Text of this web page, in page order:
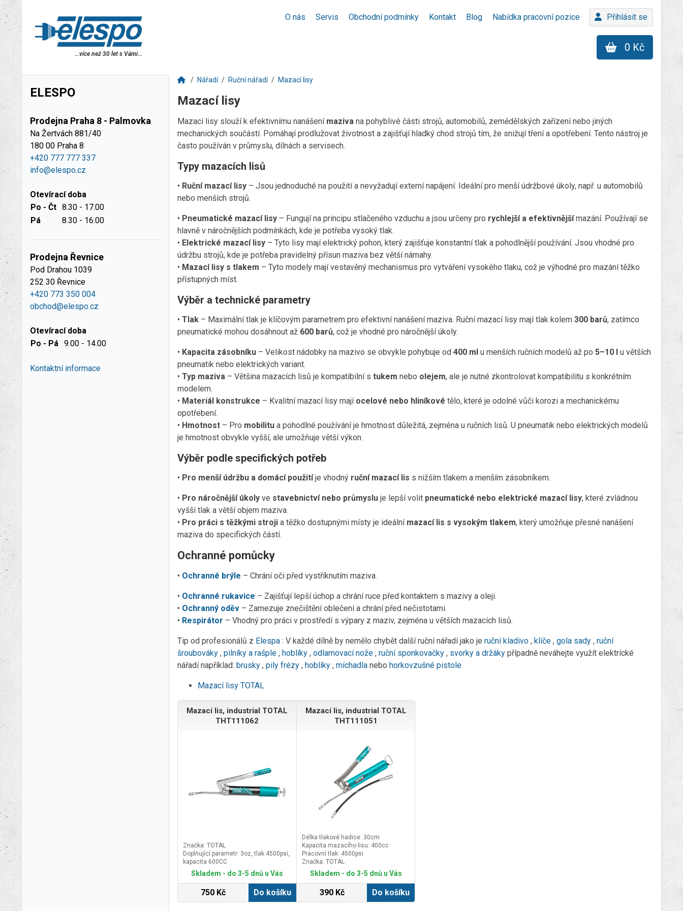
O nás Servis Obchodní podmínky Kontakt Blog Nabídka pracovní pozice Přihlásit se
...více než 30 let s Vámi...
0 Kč
ELESPO
Prodejna Praha 8 - Palmovka
Na Žertvách 881/40
180 00 Praha 8
+420 777 777 337
info@elespo.cz
Otevírací doba
Po - Čt 8.30 - 17.00
Pá
8.30 - 16.00
Prodejna Řevnice
Pod Drahou 1039
252 30 Řevnice
+420 773 350 004
obchod@elespo.cz
Otevírací doba
Po - Pá 9.00 - 14.00
Kontaktní informace
Nářadí Ruční nářadí Mazací lisy
Mazací lisy
Mazací lisy slouží k efektivnímu nanášení maziva na pohyblivé části strojů, automobilů, zemědělských zařízení nebo jiných
mechanických součástí. Pomáhají prodlužovat životnost a zajišťují hladký chod strojů tím, že snižují tření a opotřebení. Tento nástroj je
často používán v průmyslu, dílnách a servisech.
Typy mazacích lisů
• Ruční mazací lisy – Jsou jednoduché na použití a nevyžadují externí napájení. Ideální pro menší údržbové úkoly, např. u automobilů
nebo menších strojů.
• Pneumatické mazací lisy – Fungují na principu stlačeného vzduchu a jsou určeny pro rychlejší a efektivnějšímazání. Používají se
hlavně v náročnějších podmínkách, kde je potřeba vysoký tlak.
• Elektrické mazací lisy – Tyto lisy mají elektrický pohon, který zajišťuje konstantní tlak a pohodlnější používání. Jsou vhodné pro
údržbu strojů, kde je potřeba pravidelný přísun maziva bez větší námahy.
• Mazací lisy s tlakem – Tyto modely mají vestavěný mechanismus pro vytváření vysokého tlaku, což je výhodné pro mazání těžko
přístupných míst.
Výběr a technické parametry
• Tlak – Maximální tlak je klíčovým parametrem pro efektivní nanášení maziva. Ruční mazací lisy mají tlak kolem 300 barů, zatímco
pneumatické mohou dosáhnout až 600 barů, což je vhodné pro náročnější úkoly.
• Kapacita zásobníku – Velikost nádobky na mazivo se obvykle pohybuje od 400 ml u menších ručních modelů až po 5–10 l u větších
pneumatik nebo elektrických variant.
• Typ maziva – Většina mazacích lisů je kompatibilní s tukem nebo olejem, ale je nutné zkontrolovat kompatibilitu s konkrétním
modelem.
• Materiál konstrukce – Kvalitní mazací lisy mají ocelové nebo hliníkové tělo, které je odolné vůči korozi a mechanickému
opotřebení.
• Hmotnost – Pro mobilitu a pohodlné používání je hmotnost důležitá, zejména u ručních lisů. U pneumatik nebo elektrických modelů
je hmotnost obvykle vyšší, ale umožňuje větší výkon.
Výběr podle specifických potřeb
• Pro menší údržbu a domácí použitíje vhodný ruční mazací lis s nižším tlakem a menším zásobníkem.
• Pro náročnější úkoly ve stavebnictví nebo průmyslu je lepší volit pneumatické nebo elektrické mazací lisy, které zvládnou
vyšší tlak a větší objem maziva.
• Pro práci s těžkými stroji a těžko dostupnými místy je ideální mazací lis s vysokým tlakem, který umožňuje přesné nanášení
maziva do specifických částí.
Ochranné pomůcky
• Ochranné brýle – Chrání oči před vystříknutím maziva.
• Ochranné rukavice – Zajišťují lepší úchop a chrání ruce před kontaktem s mazivy a oleji.
• Ochranný oděv – Zamezuje znečištění oblečení a chrání před nečistotami.
• Respirátor – Vhodný pro práci v prostředí s výpary z maziv, zejména u větších mazacích lisů.
Tip od profesionálů z Elespa : V každé dílně by nemělo chybět další ruční nářadí jako je ruční kladivo , klíče , gola sady , ruční
šroubováky , pilníky a rašple , hoblíky , odlamovací nože , ruční sponkovačky , svorky a držáky případně neváhejte využít elektrícké
nářadí například: brusky , pily frézy , hoblíky , míchadla nebo horkovzušné pistole
Mazací lisy TOTAL
Mazací lis, industrial TOTAL
THT111062
Značka: TOTAL
Doplňující parametr: 3oz, tlak 4500psi,
kapacita 600CC
Skladem - do 3-5 dnů u Vás
750 Kč Do košíku
Mazací lis, industrial TOTAL
THT111051
Délka tlakové hadice: 30cm
Kapacita mazacího lisu: 400cc
Pracovní tlak: 4500psi
Značka: TOTAL
Skladem - do 3-5 dnů u Vás
390 Kč Do košíku